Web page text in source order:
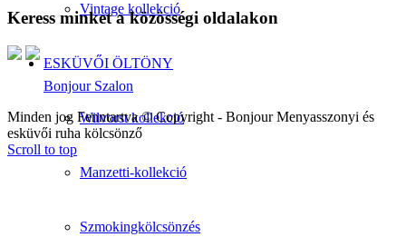
Vintage kollekció
ESKÜVŐI ÖLTÖNY
Wilvorst kollekció
Manzetti-kollekció
Szmokingkölcsönzés
Keress minket a közösségi oldalakon
Bonjour Szalon
Minden jog Fenntartva © Copyright - Bonjour Menyasszonyi és
esküvői ruha kölcsönző
Scroll to top